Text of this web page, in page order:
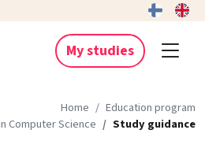
My studies
Home
Education program
Computer Science
Study guidance